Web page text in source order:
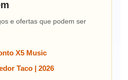
e ofertas que podem ser
X5 Music
Taco | 2026